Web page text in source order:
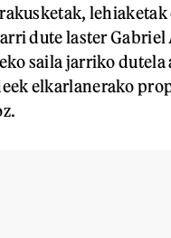
lehiaketak
dute laster Gabriel
saila jarriko
elkarlanerako